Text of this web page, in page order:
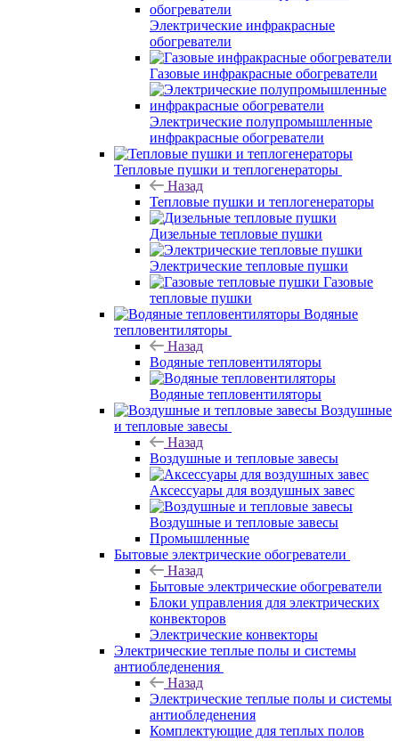
Электрические инфракрасные
обогреватели
Газовые инфракрасные обогреватели
Электрические полупромышленные
инфракрасные обогреватели
Тепловые пушки и теплогенераторы
Назад
Тепловые пушки и теплогенераторы
Дизельные тепловые пушки
Электрические тепловые пушки
Газовые
тепловые пушки
Водяные
тепловентиляторы
Назад
Водяные тепловентиляторы
Водяные тепловентиляторы
Воздушные
и тепловые завесы
Назад
Воздушные и тепловые завесы
Аксессуары для воздушных завес
Воздушные и тепловые завесы
Промышленные
Бытовые электрические обогреватели
Назад
Бытовые электрические обогреватели
Блоки управления для электрических
конвекторов
Электрические конвекторы
Электрические теплые полы и системы
антиобледенения
Назад
Электрические теплые полы и системы
антиобледенения
Комплектующие для теплых полов